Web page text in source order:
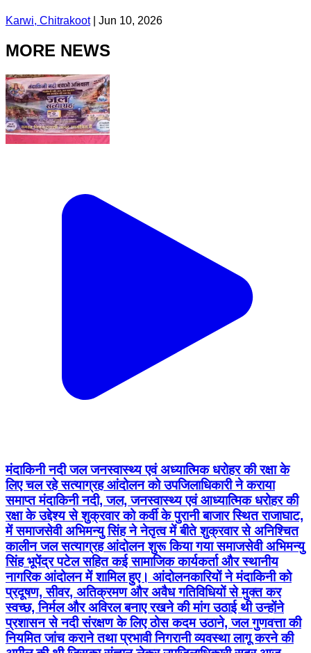
Karwi, Chitrakoot| Jun 10, 2026
MORE NEWS
मंदाकिनी नदी जल जनस्वास्थ्य एवं अध्यात्मिक धरोहर की रक्षा के
लिए चल रहे सत्याग्रह आंदोलन को उपजिलाधिकारी ने कराया
समाप्त मंदाकिनी नदी, जल, जनस्वास्थ्य एवं आध्यात्मिक धरोहर की
रक्षा के उद्देश्य से शुक्रवार को कर्वी के पुरानी बाजार स्थित राजाघाट,
में समाजसेवी अभिमन्यु सिंह ने नेतृत्व में बीते शुक्रवार से अनिश्चित
कालीन जल सत्याग्रह आंदोलन शुरू किया गया समाजसेवी अभिमन्यु
सिंह भूपेंद्र पटेल सहित कई सामाजिक कार्यकर्ता और स्थानीय
नागरिक आंदोलन में शामिल हुए। आंदोलनकारियों ने मंदाकिनी को
प्रदूषण, सीवर, अतिक्रमण और अवैध गतिविधियों से मुक्त कर
स्वच्छ, निर्मल और अविरल बनाए रखने की मांग उठाई थी उन्होंने
प्रशासन से नदी संरक्षण के लिए ठोस कदम उठाने, जल गुणवत्ता की
नियमित जांच कराने तथा प्रभावी निगरानी व्यवस्था लागू करने की